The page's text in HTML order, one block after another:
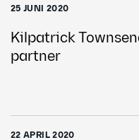
25 JUNI 2020
Kilpatrick
partner
22 APRIL 2020